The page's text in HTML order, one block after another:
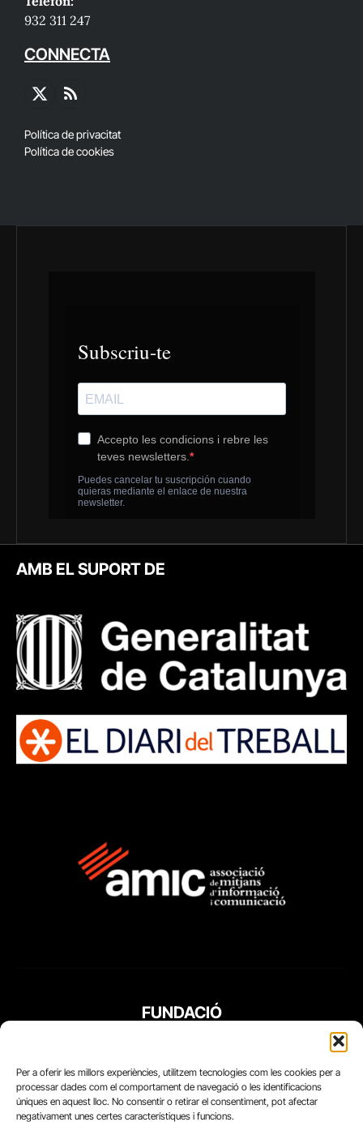
Per a oferir les millors experiències, utilitzem tecnologies com les cookies per a
processar dades com el comportament de navegació o les identificacions
úniques en aquest lloc. No consentir o retirar el consentiment, pot afectar
negativament unes certes característiques i funcions.
932 311 247
CONNECTA
X
RSS
Política de privacitat
Política de cookies
AMB EL SUPORT DE
FUNDACIÓ